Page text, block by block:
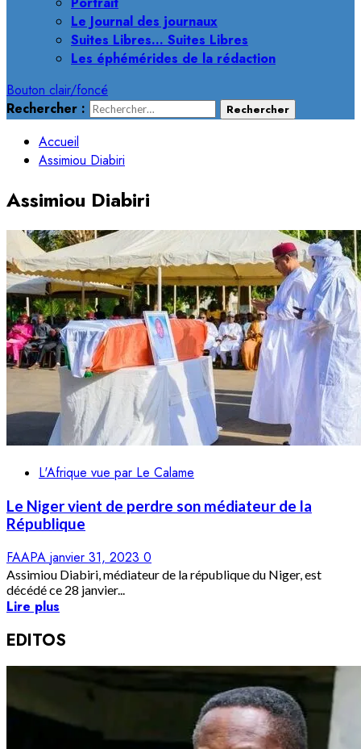
Le Journal des journaux
Suites Libres… Suites Libres
Les éphémérides de la rédaction
Bouton clair/foncé
Rechercher :
Accueil
Assimiou Diabiri
Assimiou Diabiri
L'Afrique vue par Le Calame
Le Niger vient de perdre son médiateur de la
République
FAAPA janvier 31, 2023 0
Assimiou Diabiri, médiateur de la république du Niger, est
décédé ce 28 janvier...
Lire plus
EDITOS